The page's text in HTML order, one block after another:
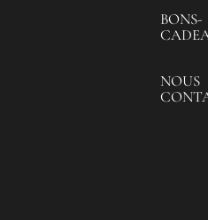
BONS-
NOUS